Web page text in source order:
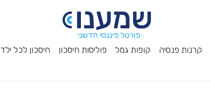
פורטל פיננסי חדשני
קרנות פנסיה קופות גמל פוליסות חיסכון חיסכון לכל ילד